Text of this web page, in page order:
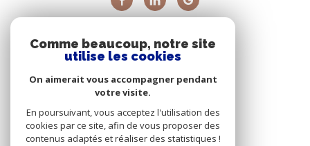
AVIS
clients
Comme beaucoup, notre site
utilise les cookies
On aimerait vous accompagner pendant
votre visite.
En poursuivant, vous acceptez l'utilisation des
cookies par ce site, afin de vous proposer des
contenus adaptés et réaliser des statistiques !